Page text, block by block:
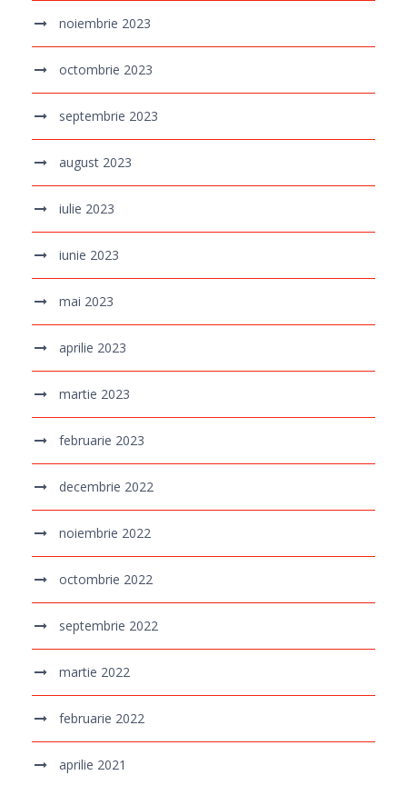
noiembrie 2023
octombrie 2023
septembrie 2023
august 2023
iulie 2023
iunie 2023
mai 2023
aprilie 2023
martie 2023
februarie 2023
decembrie 2022
noiembrie 2022
octombrie 2022
septembrie 2022
martie 2022
februarie 2022
aprilie 2021